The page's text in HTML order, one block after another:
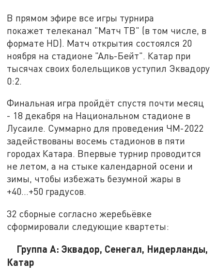
В прямом эфире все игры турнира
покажет телеканал "Матч ТВ" (в том числе, в
формате HD). Матч открытия состоялся 20
ноября на стадионе "Аль-Бейт". Катар при
тысячах своих болельщиков уступил Эквадору
0:2.
Финальная игра пройдёт спустя почти месяц
- 18 декабря на Национальном стадионе в
Лусаиле. Суммарно для проведения ЧМ-2022
задействованы восемь стадионов в пяти
городах Катара. Впервые турнир проводится
не летом, а на стыке календарной осени и
зимы, чтобы избежать безумной жары в
+40...+50 градусов.
32 сборные согласно жеребьёвке
сформировали следующие квартеты:
Группа А: Эквадор, Сенегал, Нидерланды,
Катар